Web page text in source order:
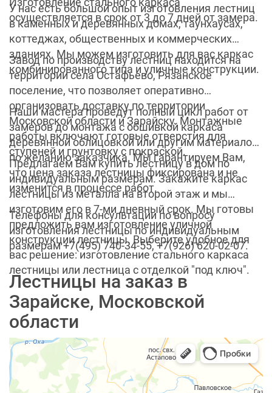
осуществляется в срок от 3 до 7 дней от замера.
У нас есть большой опыт изготовления лестниц
в каменных и деревянных домах, таунхаусах,
коттеджах, общественных и коммерческих
зданиях. Мы можем изготовить для вас каркас
комбинированного типа и уличные конструкции.
Завод по производству лестниц находится на
территории села Остафьево, Рязанское
поселение, что позволяет оперативно
организовать доставку по территории
Московской области и Зарайску. Монтажные
работы включают готовые отверстия для
ступеней и грунтовку с покраской.
Наши мастера проведут полный цикл работ от
замеров до монтажа с обшивкой каркаса
деревянной облицовкой или другим материалом
по желанию заказчика. Мы гарантируем Вам,
что цена заказа лестницы фиксирована и не
изменится в процессе работ.
Предлагаем Вам купить лестницу в дом по
индивидуальным размерам. Закажите каркас
лестницы из металла на второй этаж и мы
изготовим его в 7-ми дневный срок. Мы готовы
предложить вам изготовление уличной
конструкции лестницы. Выберите удобное для
вас решение: изготовление стального каркаса
лестницы или лестница с отделкой "под ключ".
Телефоны для консультации по вопросу
изготовления лестницы по индивидуальным
размерам +7(495) 740-34-55, +7(926) 620-02-07.
Лестницы на заказ в
Зарайске, Московской
области